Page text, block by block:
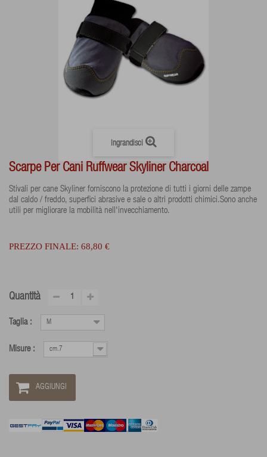
Ingrandisci
Scarpe Per Cani Ruffwear Skyliner Charcoal
Stivali per cane Skyliner forniscono la protezione di tutti i giorni delle zampe
dal caldo / freddo, superfici abrasive e sale o altri prodotti chimici.Sono anche
utili per migliorare la mobilità nell'invecchiamento.
PREZZO FINALE: 68,80 €
Quantità
Taglia : M
Misure : cm.7
AGGIUNGI